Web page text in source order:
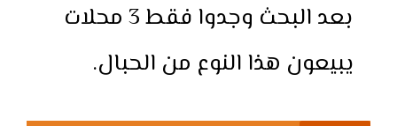
بعد البحث وجدوا فقط 3 محلات
يبيعون هذا النوع من الحبال.